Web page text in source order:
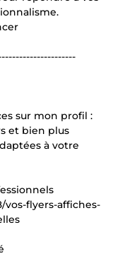
sur mon profil :
et bien plus
à votre
vos-flyers-affiches-